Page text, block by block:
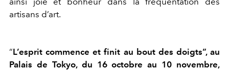
artisans d’art.
“L’esprit commence et finit au bout des doigts”, au
Palais de Tokyo, du 16 octobre au 10 novembre,